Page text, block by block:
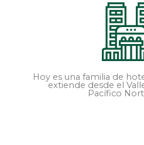
Hoy es una familia de
extiende desde el
Pacífico